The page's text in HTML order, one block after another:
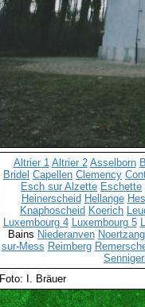
Altrier 1 Altrier 2 Asselborn
Bridel Capellen Clemency
Esch sur Alzette Eschette
Heinerscheid Hellange
Knaphoscheid Koerich
Luxembourg 4 Luxembourg 5
Bains Niederanven
sur-Mess Reimberg
Foto: I. Bräuer